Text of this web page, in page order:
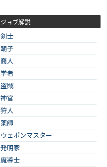
ジョブ解説
剣士
踊子
商人
学者
盗賊
神官
狩人
薬師
ウェポンマスター
発明家
魔導士